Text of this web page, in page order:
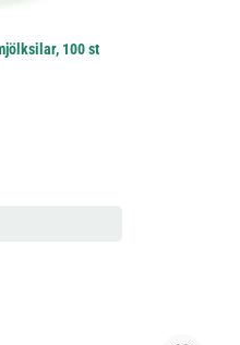
100 st